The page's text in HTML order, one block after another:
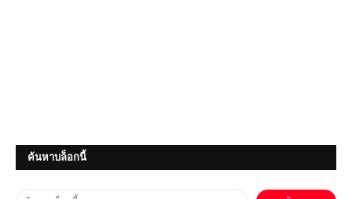
ค้นหาบล็อกนี้
โหลดเกมส์ (PC) ฟรี Hello Neighbor 2
บ้านสุดหลอน 👁️‍🗨️🏚️